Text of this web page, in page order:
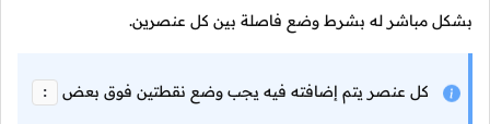
بشكل مباشر له بشرط وضع فاصلة بين كل عنصرين.
كل عنصر يتم إضافته فيه يجب وضع نقطتين فوق بعض :